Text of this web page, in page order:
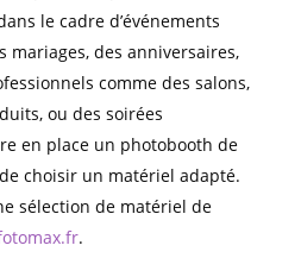
le cadre d’événements
mariages, des anniversaires,
comme des salons,
ou des soirées
en place un photobooth de
choisir un matériel adapté.
sélection de matériel de
.